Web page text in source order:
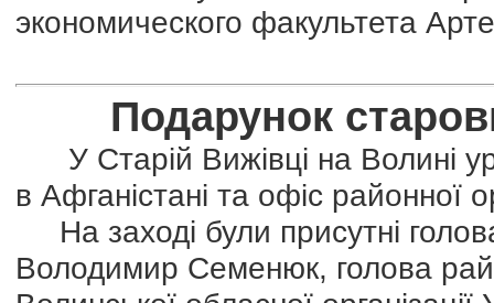
экономического факультета
Подарунок
У Старій Вижівці на Волині
в Афганістані та офіс районної
На заході були присутні
Володимир Семенюк, голова